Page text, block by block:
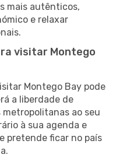
mais autênticos,
e relaxar
visitar Montego
Montego Bay pode
a liberdade de
metropolitanas ao seu
à sua agenda e
pretende ficar no país